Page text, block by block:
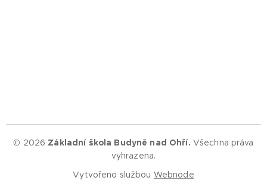
© 2026 Základní škola Budyně nad Ohří. Všechna práva
vyhrazena.
Vytvořeno službou Webnode